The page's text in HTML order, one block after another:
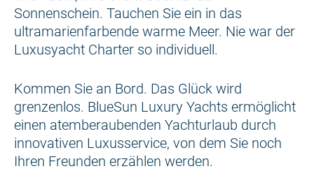
Sonnenschein. Tauchen Sie ein in das
ultramarienfarbende warme Meer. Nie war der
Luxusyacht Charter so individuell.
Kommen Sie an Bord. Das Glück wird
grenzenlos. BlueSun Luxury Yachts ermöglicht
einen atemberaubenden Yachturlaub durch
innovativen Luxusservice, von dem Sie noch
Ihren Freunden erzählen werden.